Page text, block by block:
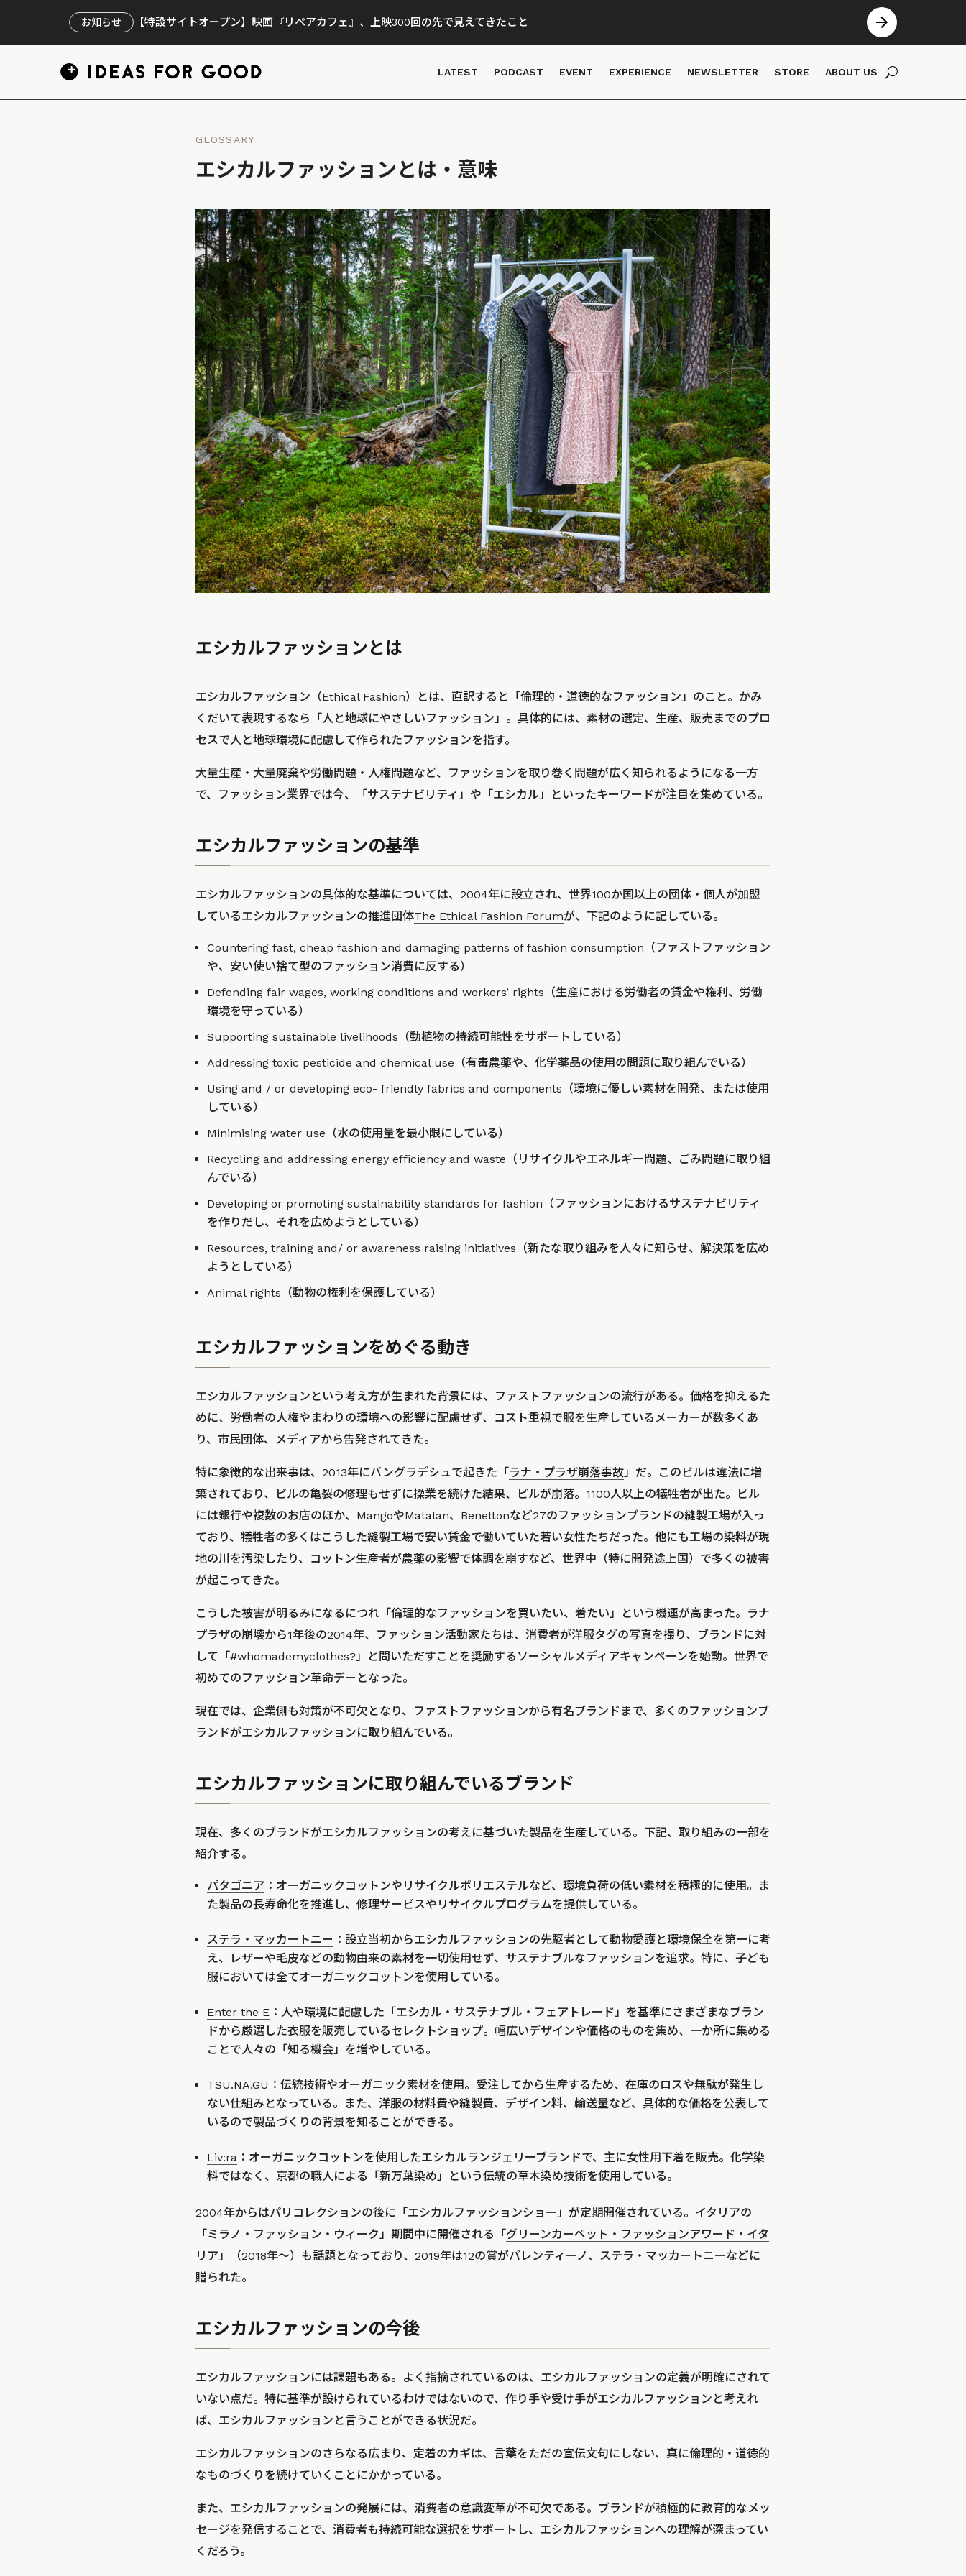
お知らせ 【特設サイトオープン】映画『リペアカフェ』、上映300回の先で見えてきたこと
LATEST PODCAST EVENT EXPERIENCE NEWSLETTER STORE ABOUT US
GLOSSARY
エシカルファッションとは・意味
エシカルファッションとは
エシカルファッション（Ethical Fashion）とは、直訳すると「倫理的・道徳的なファッション」のこと。かみ
くだいて表現するなら「人と地球にやさしいファッション」。具体的には、素材の選定、生産、販売までのプロ
セスで人と地球環境に配慮して作られたファッションを指す。
大量生産・大量廃棄や労働問題・人権問題など、ファッションを取り巻く問題が広く知られるようになる一方
で、ファッション業界では今、「サステナビリティ」や「エシカル」といったキーワードが注目を集めている。
エシカルファッションの基準
エシカルファッションの具体的な基準については、2004年に設立され、世界100か国以上の団体・個人が加盟
しているエシカルファッションの推進団体The Ethical Fashion Forumが、下記のように記している。
Countering fast, cheap fashion and damaging patterns of fashion consumption（ファストファッション
や、安い使い捨て型のファッション消費に反する）
Defending fair wages, working conditions and workers’ rights（生産における労働者の賃金や権利、労働
環境を守っている）
Supporting sustainable livelihoods（動植物の持続可能性をサポートしている）
Addressing toxic pesticide and chemical use（有毒農薬や、化学薬品の使用の問題に取り組んでいる）
Using and / or developing eco- friendly fabrics and components（環境に優しい素材を開発、または使用
している）
Minimising water use（水の使用量を最小限にしている）
Recycling and addressing energy efficiency and waste（リサイクルやエネルギー問題、ごみ問題に取り組
んでいる）
Developing or promoting sustainability standards for fashion（ファッションにおけるサステナビリティ
を作りだし、それを広めようとしている）
Resources, training and/ or awareness raising initiatives（新たな取り組みを人々に知らせ、解決策を広め
ようとしている）
Animal rights（動物の権利を保護している）
エシカルファッションをめぐる動き
エシカルファッションという考え方が生まれた背景には、ファストファッションの流行がある。価格を抑えるた
めに、労働者の人権やまわりの環境への影響に配慮せず、コスト重視で服を生産しているメーカーが数多くあ
り、市民団体、メディアから告発されてきた。
特に象徴的な出来事は、2013年にバングラデシュで起きた「ラナ・プラザ崩落事故」だ。このビルは違法に増
築されており、ビルの亀裂の修理もせずに操業を続けた結果、ビルが崩落。1100人以上の犠牲者が出た。ビル
には銀行や複数のお店のほか、MangoやMatalan、Benettonなど27のファッションブランドの縫製工場が入っ
ており、犠牲者の多くはこうした縫製工場で安い賃金で働いていた若い女性たちだった。他にも工場の染料が現
地の川を汚染したり、コットン生産者が農薬の影響で体調を崩すなど、世界中（特に開発途上国）で多くの被害
が起こってきた。
こうした被害が明るみになるにつれ「倫理的なファッションを買いたい、着たい」という機運が高まった。ラナ
プラザの崩壊から1年後の2014年、ファッション活動家たちは、消費者が洋服タグの写真を撮り、ブランドに対
して「#whomademyclothes?」と問いただすことを奨励するソーシャルメディアキャンペーンを始動。世界で
初めてのファッション革命デーとなった。
現在では、企業側も対策が不可欠となり、ファストファッションから有名ブランドまで、多くのファッションブ
ランドがエシカルファッションに取り組んでいる。
エシカルファッションに取り組んでいるブランド
現在、多くのブランドがエシカルファッションの考えに基づいた製品を生産している。下記、取り組みの一部を
紹介する。
パタゴニア ：オーガニックコットンやリサイクルポリエステルなど、環境負荷の低い素材を積極的に使用。ま
た製品の長寿命化を推進し、修理サービスやリサイクルプログラムを提供している。
ステラ・マッカートニー ：設立当初からエシカルファッションの先駆者として動物愛護と環境保全を第一に考
え、レザーや毛皮などの動物由来の素材を一切使用せず、サステナブルなファッションを追求。特に、子ども
服においては全てオーガニックコットンを使用している。
Enter the E ：人や環境に配慮した「エシカル・サステナブル・フェアトレード」を基準にさまざまなブラン
ドから厳選した衣服を販売しているセレクトショップ。幅広いデザインや価格のものを集め、一か所に集める
ことで人々の「知る機会」を増やしている。
TSU.NA.GU ：伝統技術やオーガニック素材を使用。受注してから生産するため、在庫のロスや無駄が発生し
ない仕組みとなっている。また、洋服の材料費や縫製費、デザイン料、輸送量など、具体的な価格を公表して
いるので製品づくりの背景を知ることができる。
Liv:ra ：オーガニックコットンを使用したエシカルランジェリーブランドで、主に女性用下着を販売。化学染
料ではなく、京都の職人による「新万葉染め」という伝統の草木染め技術を使用している。
2004年からはパリコレクションの後に「エシカルファッションショー」が定期開催されている。イタリアの
「ミラノ・ファッション・ウィーク」期間中に開催される「グリーンカーペット・ファッションアワード・イタ
リア」（2018年～）も話題となっており、2019年は12の賞がバレンティーノ、ステラ・マッカートニーなどに
贈られた。
エシカルファッションの今後
エシカルファッションには課題もある。よく指摘されているのは、エシカルファッションの定義が明確にされて
いない点だ。特に基準が設けられているわけではないので、作り手や受け手がエシカルファッションと考えれ
ば、エシカルファッションと言うことができる状況だ。
エシカルファッションのさらなる広まり、定着のカギは、言葉をただの宣伝文句にしない、真に倫理的・道徳的
なものづくりを続けていくことにかかっている。
また、エシカルファッションの発展には、消費者の意識変革が不可欠である。ブランドが積極的に教育的なメッ
セージを発信することで、消費者も持続可能な選択をサポートし、エシカルファッションへの理解が深まってい
くだろう。